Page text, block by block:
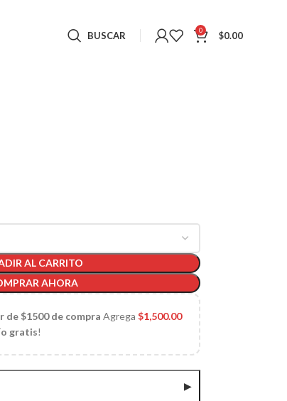
BUSCAR 0 $0.00
AL CARRITO
AHORA
de $1500 de compra Agrega$1,500.00
gratis!
▶